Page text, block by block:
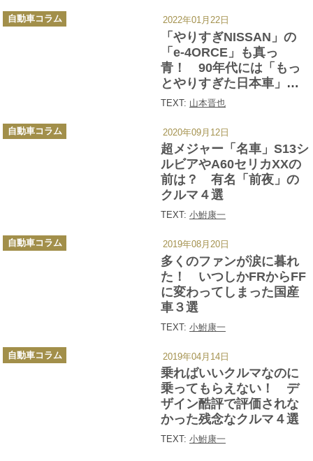
「やりすぎNISSAN」の
「e-4ORCE」も真っ
青！ 90年代には「もっ
とやりすぎた日本車」が
沢山あった
TEXT: 山本晋也
カ
テ
自動車コラム 2022年01月22日
超メジャー「名車」S13シ
ルビアやA60セリカXXの
前は？ 有名「前夜」の
クルマ４選
TEXT: 小鮒康一
カ
テ
自動車コラム 2020年09月12日
多くのファンが涙に暮れ
た！ いつしかFRからFF
に変わってしまった国産
車３選
TEXT: 小鮒康一
カ
テ
自動車コラム 2019年08月20日
乗ればいいクルマなのに
乗ってもらえない！ デ
ザイン酷評で評価されな
かった残念なクルマ４選
TEXT: 小鮒康一
カ
テ
自動車コラム 2019年04月14日